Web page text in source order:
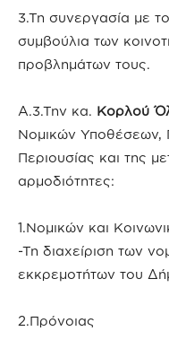
3.Τη συνεργασία με
συμβούλια των
προβλημάτων τους.
Α.3.Την κα. Κορλού
Νομικών Υποθέσεων,
Περιουσίας και της
αρμοδιότητες:
1.Νομικών και
-Τη διαχείριση των
εκκρεμοτήτων του
2.Πρόνοιας